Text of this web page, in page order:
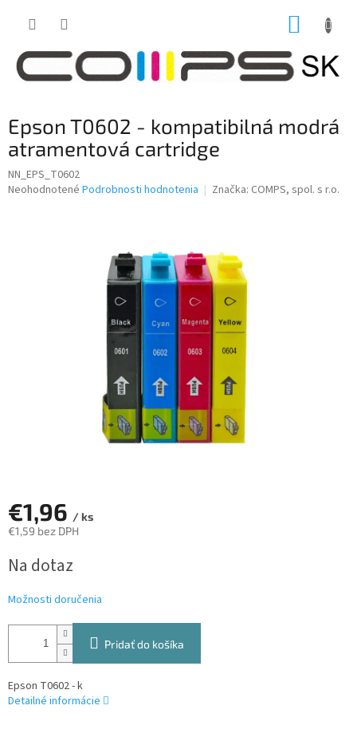
Epson T0602 - kompatibilná modrá
atramentová cartridge
NN_EPS_T0602
Priemerné
Neohodnotené Podrobnosti hodnotenia Značka: COMPS, spol. s r.o.
€1,96 / ks
€1,59 bez DPH
cena:
Na dotaz
Možnosti doručenia
Pridať do košíka
Epson T0602 - k
Detailné informácie